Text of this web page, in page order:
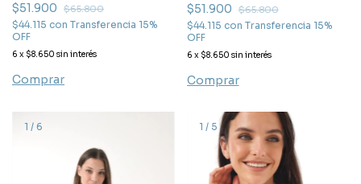
$51.900
$65.800
$44.115 con Transferencia 15%
OFF
6 x $8.650 sin interés
Comprar
$51.900
$65.800
$44.115 con Transferencia 15%
OFF
6 x $8.650 sin interés
Comprar
1 / 6 1 / 5